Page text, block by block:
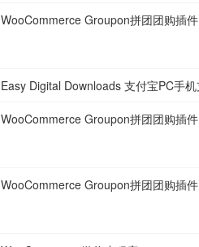
WooCommerce Groupon拼团团购插件
Easy Digital Downloads 支付宝PC手
WooCommerce Groupon拼团团购插件
WooCommerce Groupon拼团团购插件